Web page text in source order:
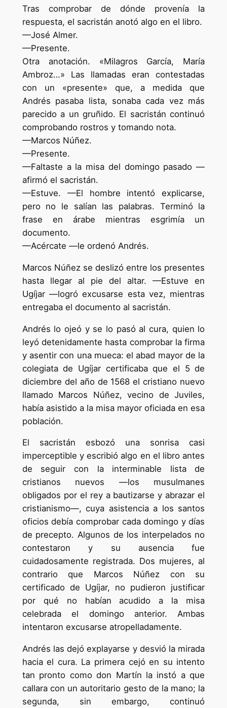
Tras comprobar de dónde provenía la
respuesta, el sacristán anotó algo en el libro.
—José Almer.
—Presente.
Otra anotación. «Milagros García, María
Ambroz…» Las llamadas eran contestadas
con un «presente» que, a medida que
Andrés pasaba lista, sonaba cada vez más
parecido a un gruñido. El sacristán continuó
comprobando rostros y tomando nota.
—Marcos Núñez.
—Presente.
—Faltaste a la misa del domingo pasado —
afirmó el sacristán.
—Estuve. —El hombre intentó explicarse,
pero no le salían las palabras. Terminó la
frase en árabe mientras esgrimía un
documento.
—Acércate —le ordenó Andrés.
Marcos Núñez se deslizó entre los presentes
hasta llegar al pie del altar. —Estuve en
Ugíjar —logró excusarse esta vez, mientras
entregaba el documento al sacristán.
Andrés lo ojeó y se lo pasó al cura, quien lo
leyó detenidamente hasta comprobar la firma
y asentir con una mueca: el abad mayor de la
colegiata de Ugíjar certificaba que el 5 de
diciembre del año de 1568 el cristiano nuevo
llamado Marcos Núñez, vecino de Juviles,
había asistido a la misa mayor oficiada en esa
población.
El sacristán esbozó una sonrisa casi
imperceptible y escribió algo en el libro antes
de seguir con la interminable lista de
cristianos nuevos —los musulmanes
obligados por el rey a bautizarse y abrazar el
cristianismo—, cuya asistencia a los santos
oficios debía comprobar cada domingo y días
de precepto. Algunos de los interpelados no
contestaron y su ausencia fue
cuidadosamente registrada. Dos mujeres, al
contrario que Marcos Núñez con su
certificado de Ugíjar, no pudieron justificar
por qué no habían acudido a la misa
celebrada el domingo anterior. Ambas
intentaron excusarse atropelladamente.
Andrés las dejó explayarse y desvió la mirada
hacia el cura. La primera cejó en su intento
tan pronto como don Martín la instó a que
callara con un autoritario gesto de la mano; la
segunda, sin embargo, continuó